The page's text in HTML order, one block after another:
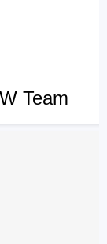
Team